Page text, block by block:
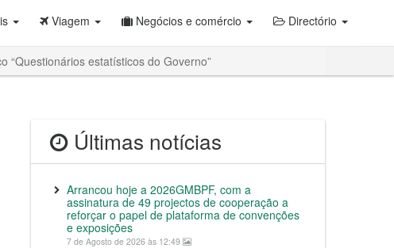
Viagem Negócios e comércio Directório
“Questionários estatísticos do Governo”
Últimas notícias
Arrancou hoje a 2026GMBPF, com a
assinatura de 49 projectos de cooperação a
reforçar o papel de plataforma de convenções
e exposições
7 de Agosto de 2026 às 12:49